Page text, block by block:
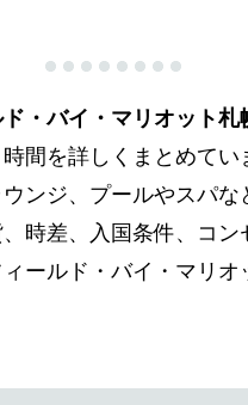
・バイ・マリオット札
間を詳しくまとめて
ンジ、プールやスパ
時差、入国条件、コ
ールド・バイ・マリ